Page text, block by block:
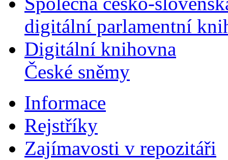
digitální parlamentní
Digitální knihovna
České sněmy
Informace
Rejstříky
Zajímavosti v repozitáři